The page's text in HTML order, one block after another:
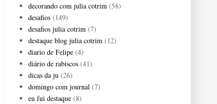
decorando com julia cotrim (58)
desafios (149)
desafios julia cotrim (7)
destaque blog julia cotrim (12)
diario de Felipe (4)
diário de rabiscos (41)
dicas da ju (26)
domingo com journal (7)
eu fui destaque (8)